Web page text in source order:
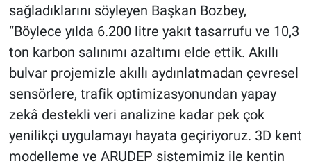
sağladıklarını söyleyen Başkan Bozbey,
“Böylece yılda 6.200 litre yakıt tasarrufu ve 10,3
ton karbon salınımı azaltımı elde ettik. Akıllı
bulvar projemizle akıllı aydınlatmadan çevresel
sensörlere, trafik optimizasyonundan yapay
zekâ destekli veri analizine kadar pek çok
yenilikçi uygulamayı hayata geçiriyoruz. 3D kent
modelleme ve ARUDEP sistemimiz ile kentin